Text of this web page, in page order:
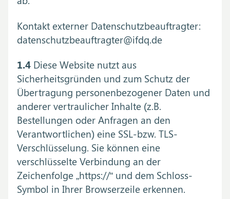
Kontakt externer Datenschutzbeauftragter:
datenschutzbeauftragter@ifdq.de
1.4Diese Website nutzt aus
Sicherheitsgründen und zum Schutz der
Übertragung personenbezogener Daten und
anderer vertraulicher Inhalte (z.B.
Bestellungen oder Anfragen an den
Verantwortlichen) eine SSL-bzw. TLS-
Verschlüsselung. Sie können eine
verschlüsselte Verbindung an der
Zeichenfolge „https://“ und dem Schloss-
Symbol in Ihrer Browserzeile erkennen.